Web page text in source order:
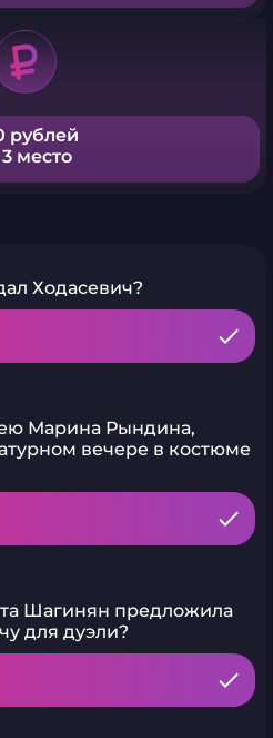
рублей
место
Ходасевич?
Марина Рындина,
вечере в костюме
Шагинян предложила
для дуэли?